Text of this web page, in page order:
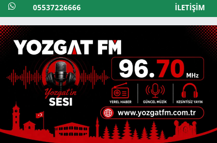
05537226666 İLETIŞIM